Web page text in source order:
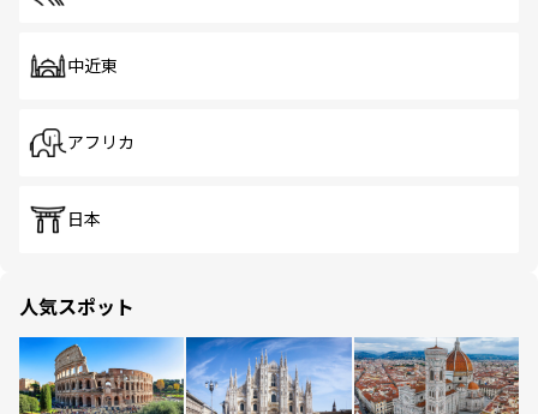
中近東
アフリカ
日本
人気スポット